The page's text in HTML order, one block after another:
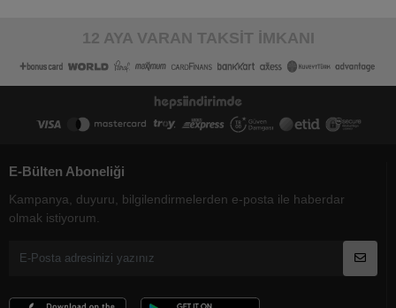
12 AYA VARAN TAKSİT İMKANI
E-Bülten Aboneliği
Kampanya, duyuru, bilgilendirmelerden e-posta ile haberdar
olmak istiyorum.